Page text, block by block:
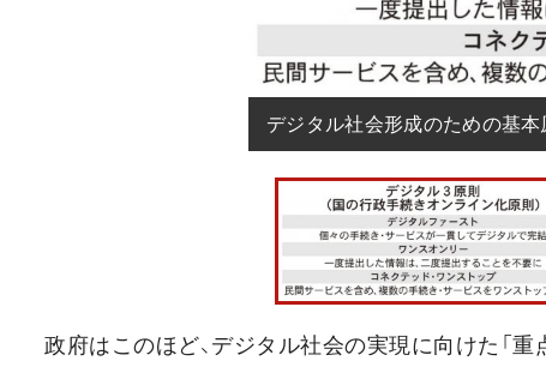
デジタル社会形成のための基本
政府はこのほど、デジタル社会の実現に向けた「